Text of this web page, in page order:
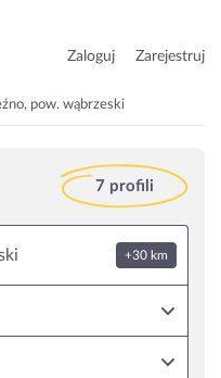
Zaloguj Zarejestruj
pow. wąbrzeski
7 profili
+30 km